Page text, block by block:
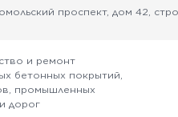
проспект, дом 42,
и ремонт
бетонных покрытий,
промышленных
дорог